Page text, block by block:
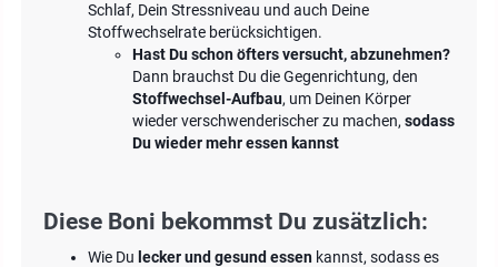
Schlaf, Dein Stressniveau und auch Deine
Stoffwechselrate berücksichtigen.
Hast Du schon öfters versucht, abzunehmen?
Dann brauchst Du die Gegenrichtung, den
Stoffwechsel-Aufbau, um Deinen Körper
wieder verschwenderischer zu machen, sodass
Du wieder mehr essen kannst
Diese Boni bekommst Du zusätzlich:
Wie Du lecker und gesund essen kannst, sodass es